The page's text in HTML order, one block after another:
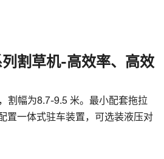
割草机-高效率、高效
割幅为8.7-9.5 米。最小配套拖拉
置一体式驻车装置，可选装液压对